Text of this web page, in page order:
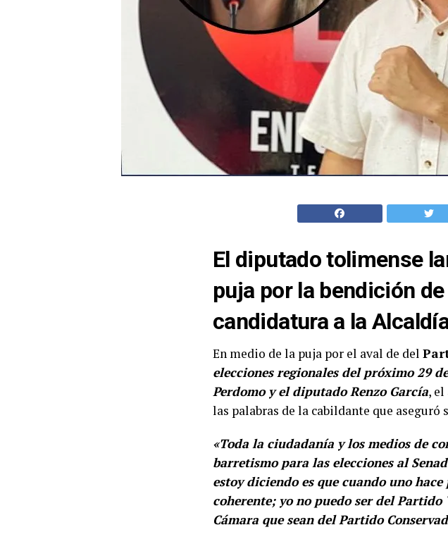
El diputado tolimense
puja por la bendición
candidatura a la
En medio de la puja por el aval de del
elecciones regionales del próximo 29
Perdomo y el diputado Renzo García,
las palabras de la cabildante que aseguró
«Toda la ciudadanía y los medios de
barretismo para las elecciones al
estoy diciendo es que cuando uno
coherente; yo no puedo ser del
Cámara que sean del Partido